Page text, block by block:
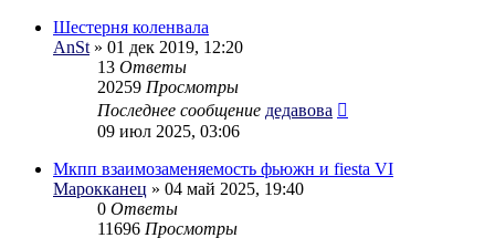
Шестерня коленвала
AnSt » 01 дек 2019, 12:20
13 Ответы
20259 Просмотры
Последнее сообщение дедавова
09 июл 2025, 03:06
Мкпп взаимозаменяемость фьюжн и fiesta VI
Марокканец » 04 май 2025, 19:40
0 Ответы
11696 Просмотры